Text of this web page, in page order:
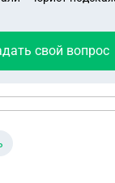
супруга
долю отдать
свой вопрос